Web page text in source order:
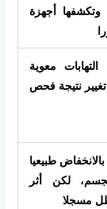
أجهزة
معوية
نتيجة فحص
بالانخفاض طبيعيا
لكن أثر
مسجلا